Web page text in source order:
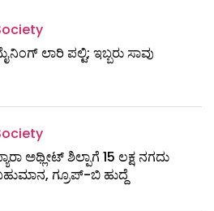
ಲಾರಿ ಪಲ್ಟಿ; ಇಬ್ಬರು ಸಾವು
ಅಥ್ಲೀಟ್ ಶಿಲ್ಪಾಗೆ 15 ಲಕ್ಷ ನಗದು
ಗ್ರೂಪ್-ಬಿ ಹುದ್ದೆ